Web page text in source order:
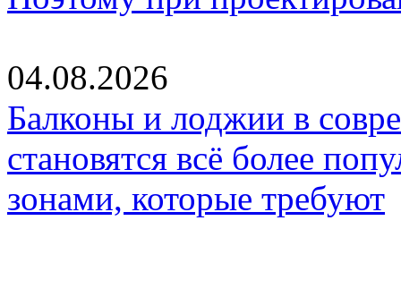
04.08.2026
Балконы и лоджии в
становятся всё более
зонами, которые требуют